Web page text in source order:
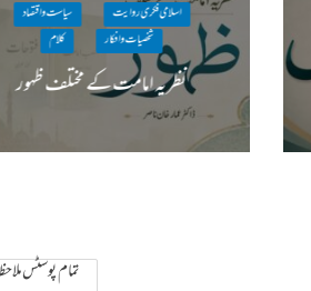
اسلامی فکری روایت
سیاست واقتصاد
شخصیات وافکار
کلام
نظریہ امامت کے مختلف ظہور
تمام پوسٹس